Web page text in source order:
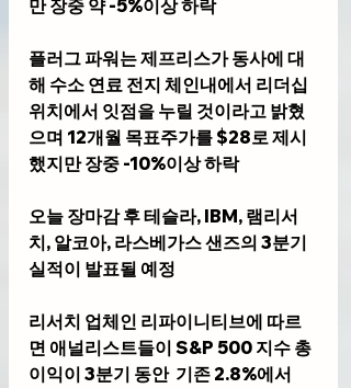
만 장중 약 -5%이상 하락
플러그 파워는 제프리스가 동사에 대
해 수소 연료 전지 체인내에서 리더십
위치에서 잇점을 누릴 것이라고 밝혔
으며 12개월 목표주가를 $28로 제시
했지만 장중 -10%이상 하락
오늘 장마감 후 테슬라, IBM, 램리서
치, 알코아, 라스베가스 샌즈의 3분기
실적이 발표될 예정
리서치 업체인 리파이니티브에 따르
면 애널리스트들이 S&P 500 지수 총
이익이 3분기 동안  기존 2.8%에서